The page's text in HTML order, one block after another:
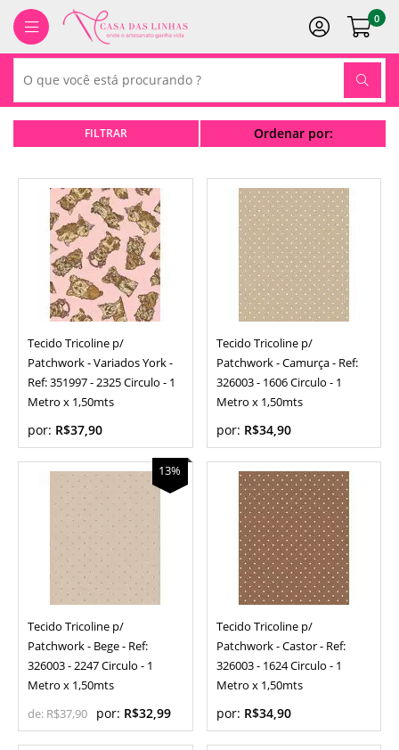
0
Ordenar por:
Tecido Tricoline p/
Patchwork - Variados York -
Ref: 351997 - 2325 Circulo - 1
Metro x 1,50mts
por: R$37,90
Tecido Tricoline p/
Patchwork - Camurça - Ref:
326003 - 1606 Circulo - 1
Metro x 1,50mts
por: R$34,90
Tecido Tricoline p/
Patchwork - Bege - Ref:
326003 - 2247 Circulo - 1
Metro x 1,50mts
de: R$37,90 por: R$32,99
13%
Tecido Tricoline p/
Patchwork - Castor - Ref:
326003 - 1624 Circulo - 1
Metro x 1,50mts
por: R$34,90